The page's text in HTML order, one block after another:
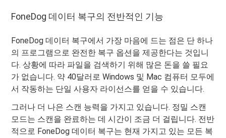
FoneDog 데이터 복구의 전반적인 기능
FoneDog 데이터 복구에서 가장 마음에 드는 점은 단 하나
의 프로그램으로 완전한 복구 옵션을 제공한다는 것입니
다. 상황에 따라 파일을 검색하기 위해 많은 돈을 쓸 필요
가 없습니다. 약 40달러로 Windows 및 Mac 컴퓨터 모두에
서 작동하는 단일 사용자 라이선스를 얻을 수 있습니다.
그러나 더 나은 스캔 능력을 가지고 있습니다. 정밀 스캔
모드는 스캔을 완료하는 데 시간이 조금 더 걸립니다. 전반
적으로 FoneDog 데이터 복구는 현재 가지고 있는 모든 복